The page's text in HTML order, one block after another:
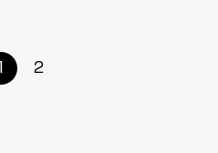
2